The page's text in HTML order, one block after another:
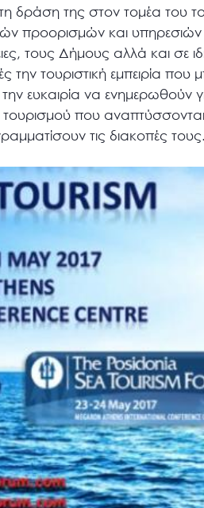
δράση της στον τομέα του
προορισμών και
τους Δήμους αλλά και σε
τουριστική εμπειρία που
ευκαιρία να ενημερωθούν
που
τις διακοπές τους.